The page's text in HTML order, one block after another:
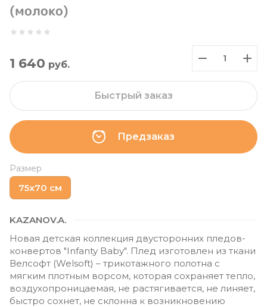
(молоко)
1 640 руб.
Предзаказ
Быстрый заказ
Размер
75х70 см
KAZANOV.A.
Новая детская коллекция двусторонних пледов-
конвертов "Infanty Baby". Плед изготовлен из ткани
Велсофт (Welsoft) – трикотажного полотна с
мягким плотным ворсом, которая сохраняет тепло,
воздухопроницаемая, не растягивается, не линяет,
быстро сохнет, не склонна к возникновению